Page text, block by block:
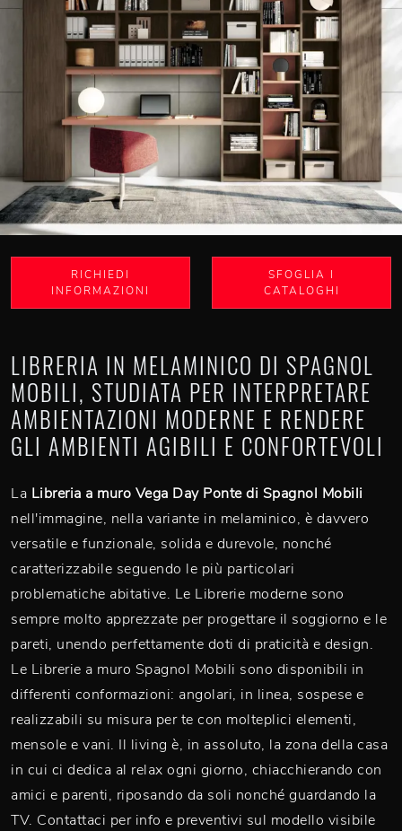
RICHIEDI
INFORMAZIONI
SFOGLIA I
CATALOGHI
LIBRERIA IN MELAMINICO DI SPAGNOL
MOBILI, STUDIATA PER INTERPRETARE
AMBIENTAZIONI MODERNE E RENDERE
GLI AMBIENTI AGIBILI E CONFORTEVOLI
La Libreria a muro Vega Day Ponte di Spagnol Mobili
nell'immagine, nella variante in melaminico, è davvero
versatile e funzionale, solida e durevole, nonché
caratterizzabile seguendo le più particolari
problematiche abitative. Le Librerie moderne sono
sempre molto apprezzate per progettare il soggiorno e le
pareti, unendo perfettamente doti di praticità e design.
Le Librerie a muro Spagnol Mobili sono disponibili in
differenti conformazioni: angolari, in linea, sospese e
realizzabili su misura per te con molteplici elementi,
mensole e vani. Il living è, in assoluto, la zona della casa
in cui ci dedica al relax ogni giorno, chiacchierando con
amici e parenti, riposando da soli nonché guardando la
TV. Contattaci per info e preventivi sul modello visibile